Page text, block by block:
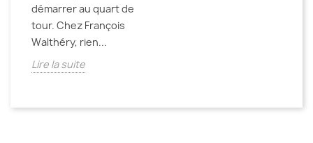
démarrer au quart de
tour. Chez François
Walthéry, rien...
Lire la suite